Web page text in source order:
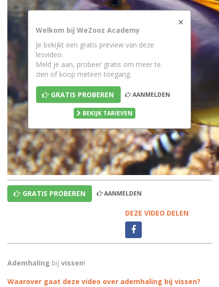
×
Welkom bij WeZooz Academy
Je bekijkt een gratis preview van deze
lesvideo.
Meld je aan, probeer gratis om meer te
zien of koop meteen toegang.
GRATIS PROBEREN AANMELDEN
BEKIJK TARIEVEN
GRATIS PROBEREN AANMELDEN
DEZE VIDEO DELEN
Ademhaling bij vissen!
Waarover gaat deze video over ademhaling bij vissen?